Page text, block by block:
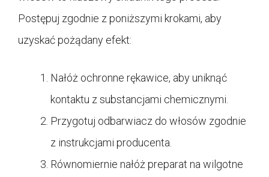
Postępuj zgodnie z poniższymi krokami, aby
uzyskać pożądany efekt:
Nałóż ochronne rękawice, aby uniknąć
kontaktu z substancjami chemicznymi.
Przygotuj odbarwiacz do włosów zgodnie
z instrukcjami producenta.
Równomiernie nałóż preparat na wilgotne